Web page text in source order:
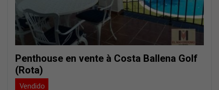
Penthouse en vente à Costa Ballena Golf
(Rota)
Vendido